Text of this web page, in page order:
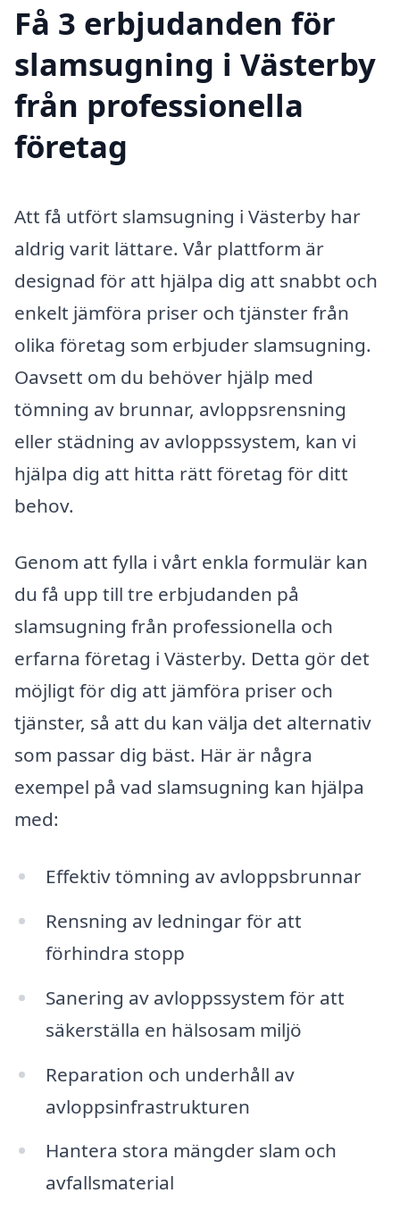
Få 3 erbjudanden för
slamsugning i Västerby
från professionella
företag
Att få utfört slamsugning i Västerby har
aldrig varit lättare. Vår plattform är
designad för att hjälpa dig att snabbt och
enkelt jämföra priser och tjänster från
olika företag som erbjuder slamsugning.
Oavsett om du behöver hjälp med
tömning av brunnar, avloppsrensning
eller städning av avloppssystem, kan vi
hjälpa dig att hitta rätt företag för ditt
behov.
Genom att fylla i vårt enkla formulär kan
du få upp till tre erbjudanden på
slamsugning från professionella och
erfarna företag i Västerby. Detta gör det
möjligt för dig att jämföra priser och
tjänster, så att du kan välja det alternativ
som passar dig bäst. Här är några
exempel på vad slamsugning kan hjälpa
med:
Effektiv tömning av avloppsbrunnar
Rensning av ledningar för att
förhindra stopp
Sanering av avloppssystem för att
säkerställa en hälsosam miljö
Reparation och underhåll av
avloppsinfrastrukturen
Hantera stora mängder slam och
avfallsmaterial